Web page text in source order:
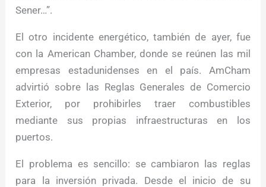
Sener…”.
El otro incidente energético, también de ayer, fue
con la American Chamber, donde se reúnen las mil
empresas estadunidenses en el país. AmCham
advirtió sobre las Reglas Generales de Comercio
Exterior, por prohibirles traer combustibles
mediante sus propias infraestructuras en los
puertos.
El problema es sencillo: se cambiaron las reglas
para la inversión privada. Desde el inicio de su